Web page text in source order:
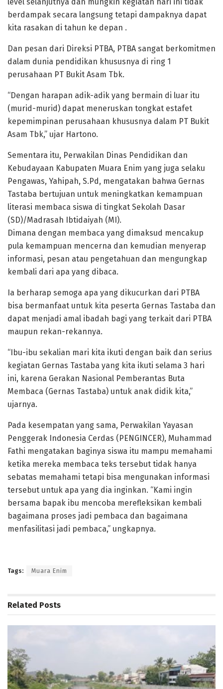
berdampak secara langsung tetapi dampaknya dapat
kita rasakan di tahun ke depan .
Dan pesan dari Direksi PTBA, PTBA sangat berkomitmen
dalam dunia pendidikan khususnya di ring 1
perusahaan PT Bukit Asam Tbk.
“Dengan harapan adik-adik yang bermain di luar itu
(murid-murid) dapat meneruskan tongkat estafet
kepemimpinan perusahaan khususnya dalam PT Bukit
Asam Tbk,” ujar Hartono.
Sementara itu, Perwakilan Dinas Pendidikan dan
Kebudayaan Kabupaten Muara Enim yang juga selaku
Pengawas, Yahipah, S.Pd, mengatakan bahwa Gernas
Tastaba bertujuan untuk meningkatkan kemampuan
literasi membaca siswa di tingkat Sekolah Dasar
(SD)/Madrasah Ibtidaiyah (MI).
Dimana dengan membaca yang dimaksud mencakup
pula kemampuan mencerna dan kemudian menyerap
informasi, pesan atau pengetahuan dan mengungkap
kembali dari apa yang dibaca.
Ia berharap semoga apa yang dikucurkan dari PTBA
bisa bermanfaat untuk kita peserta Gernas Tastaba dan
dapat menjadi amal ibadah bagi yang terkait dari PTBA
maupun rekan-rekannya.
“Ibu-ibu sekalian mari kita ikuti dengan baik dan serius
kegiatan Gernas Tastaba yang kita ikuti selama 3 hari
ini, karena Gerakan Nasional Pemberantas Buta
Membaca (Gernas Tastaba) untuk anak didik kita,”
ujarnya.
Pada kesempatan yang sama, Perwakilan Yayasan
Penggerak Indonesia Cerdas (PENGINCER), Muhammad
Fathi mengatakan baginya siswa itu mampu memahami
ketika mereka membaca teks tersebut tidak hanya
sebatas memahami tetapi bisa mengunakan informasi
tersebut untuk apa yang dia inginkan. “Kami ingin
bersama bapak ibu mencoba merefleksikan kembali
bagaimana proses jadi pembaca dan bagaimana
menfasilitasi jadi pembaca,” ungkapnya.
Tags: Muara Enim
Related Posts